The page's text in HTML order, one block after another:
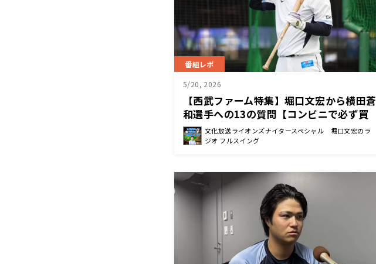
番組レポ
5/20, 2026
【西武ファーム特集】堀口文宏から横田蒼
和選手への13の質問【コンビニで必ず買
うものは…「グミ」】
文化放送ライオンズナイタースペシャル 堀口文宏のラ
ジオ フルスイング